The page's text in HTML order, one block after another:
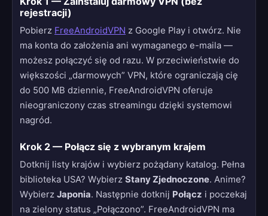
rejestracji)
Pobierz FreeAndroidVPN z Google Play i otwórz. Nie
ma konta do założenia ani wymaganego e-maila —
możesz połączyć się od razu. W przeciwieństwie do
większości „darmowych” VPN, które ograniczają cię
do 500 MB dziennie, FreeAndroidVPN oferuje
nieograniczony czas streamingu dzięki systemowi
nagród.
Krok 2 — Połącz się z wybranym krajem
Dotknij listy krajów i wybierz pożądany katalog. Pełna
biblioteka USA? Wybierz Stany Zjednoczone. Anime?
Wybierz Japonia. Następnie dotknij Połącz i poczekaj
na zielony status „Połączono”. FreeAndroidVPN ma